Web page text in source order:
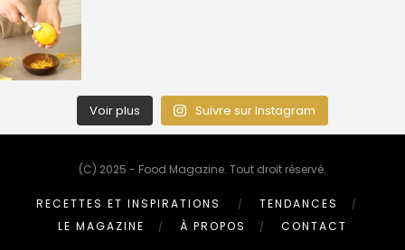
Voir plus Suivre sur Instagram
(C) 2025 - Food Magazine. Tout droit réservé.
RECETTES ET INSPIRATIONS
TENDANCES
LE MAGAZINE
À PROPOS CONTACT